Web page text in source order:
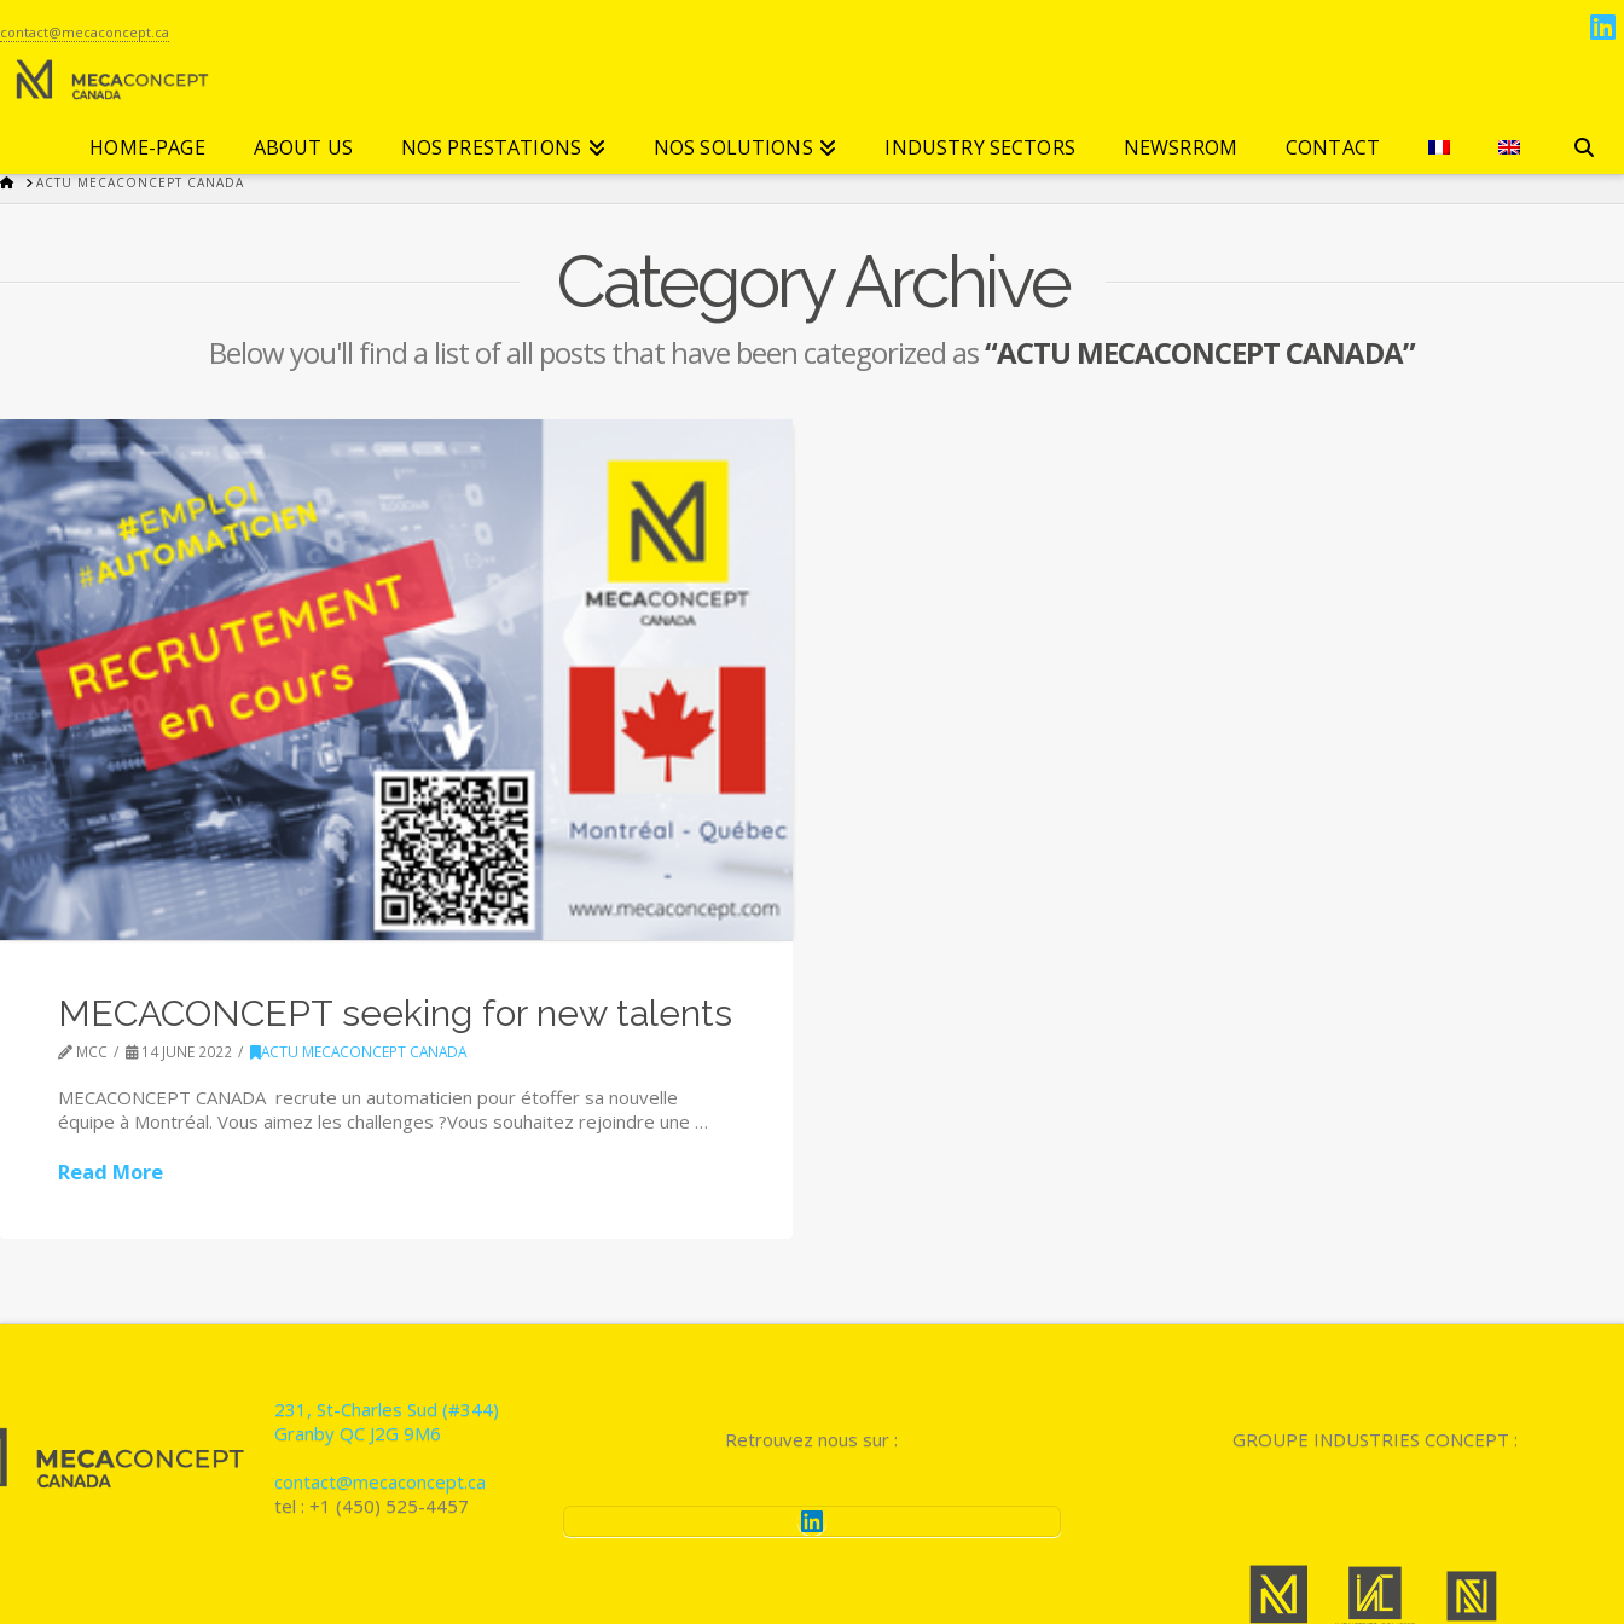
contact@mecaconcept.ca
HOME-PAGE ABOUT US NOS PRESTATIONS NOS SOLUTIONS INDUSTRY SECTORS NEWSRROM CONTACT
HOMEACTU MECACONCEPT CANADA
Category Archive
Below you'll find a list of all posts that have been categorized as“ACTU MECACONCEPT CANADA”
MECACONCEPT seeking for new talents
MCC 14 JUNE 2022 ACTU MECACONCEPT CANADA
MECACONCEPT CANADA recrute un automaticien pour étoffer sa nouvelle
équipe à Montréal. Vous aimez les challenges ?Vous souhaitez rejoindre une …
Read More
231, St-Charles Sud (#344)
Granby QC J2G 9M6
contact@mecaconcept.ca
tel : +1 (450) 525-4457
Retrouvez nous sur :
LinkedIn
GROUPE INDUSTRIES CONCEPT :